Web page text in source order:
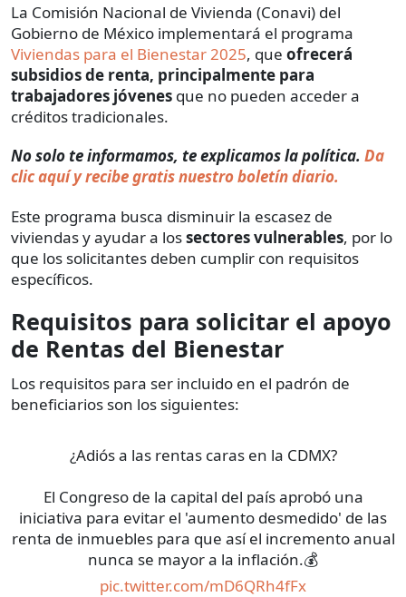
La Comisión Nacional de Vivienda (Conavi) del
Gobierno de México implementará el programa
Viviendas para el Bienestar 2025, que ofrecerá
subsidios de renta, principalmente para
trabajadores jóvenes que no pueden acceder a
créditos tradicionales.
No solo te informamos, te explicamos la política. Da
clic aquí y recibe gratis nuestro boletín diario.
Este programa busca disminuir la escasez de
viviendas y ayudar a lossectores vulnerables, por lo
que los solicitantes deben cumplir con requisitos
específicos.
Requisitos para solicitar el apoyo
de Rentas del Bienestar
Los requisitos para ser incluido en el padrón de
beneficiarios son los siguientes:
¿Adiós a las rentas caras en la CDMX?
El Congreso de la capital del país aprobó una
iniciativa para evitar el 'aumento desmedido' de las
renta de inmuebles para que así el incremento anual
nunca se mayor a la inflación.💰
pic.twitter.com/mD6QRh4fFx